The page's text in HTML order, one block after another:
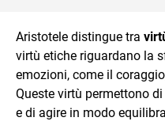
Aristotele distingue tra
virtù etiche riguardano la
emozioni, come il
Queste virtù permettono
e di agire in modo